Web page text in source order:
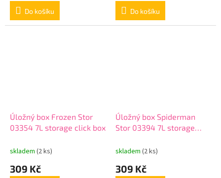
Do košíku Do košíku
Úložný box Frozen Stor
03354 7L storage click box
skladem (2 ks)
309 Kč
Úložný box Spiderman
Stor 03394 7L storage
skladem (2 ks)
309 Kč